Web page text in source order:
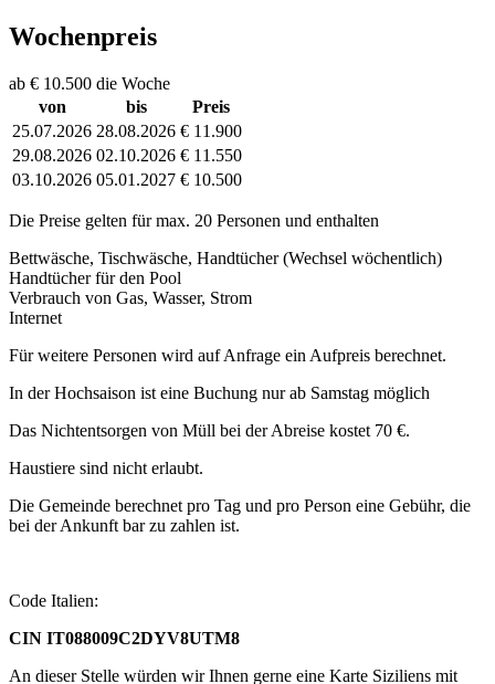
Wochenpreis
ab € 10.500 die Woche
von
bis
Preis
25.07.2026 28.08.2026 € 11.900
29.08.2026 02.10.2026 € 11.550
03.10.2026 05.01.2027 € 10.500
Die Preise gelten für max. 20 Personen und enthalten
Bettwäsche, Tischwäsche, Handtücher (Wechsel wöchentlich)
Handtücher für den Pool
Verbrauch von Gas, Wasser, Strom
Internet
Für weitere Personen wird auf Anfrage ein Aufpreis berechnet.
In der Hochsaison ist eine Buchung nur ab Samstag möglich
Das Nichtentsorgen von Müll bei der Abreise kostet 70 €.
Haustiere sind nicht erlaubt.
Die Gemeinde berechnet pro Tag und pro Person eine Gebühr, die
bei der Ankunft bar zu zahlen ist.
Code Italien:
CIN IT088009C2DYV8UTM8
An dieser Stelle würden wir Ihnen gerne eine Karte Siziliens mit